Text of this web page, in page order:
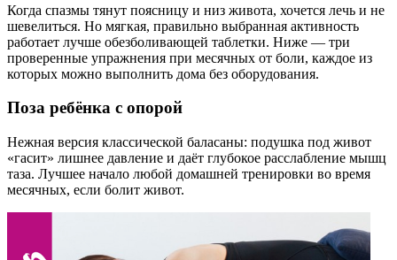
Когда спазмы тянут поясницу и низ живота, хочется лечь и не
шевелиться. Но мягкая, правильно выбранная активность
работает лучше обезболивающей таблетки. Ниже — три
проверенные упражнения при месячных от боли, каждое из
которых можно выполнить дома без оборудования.
Поза ребёнка с опорой
Нежная версия классической баласаны: подушка под живот
«гасит» лишнее давление и даёт глубокое расслабление мышц
таза. Лучшее начало любой домашней тренировки во время
месячных, если болит живот.